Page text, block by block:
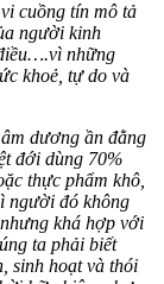
cuồng tín mô tả
người kinh
những
khoẻ, tự do và
dương ần đằng
đới dùng 70%
thực phẩm khô,
người đó không
khá hợp với
ta phải biết
sinh hoạt và thói